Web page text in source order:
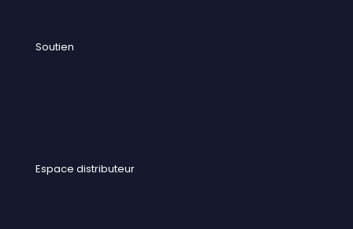
Soutien
Espace distributeur